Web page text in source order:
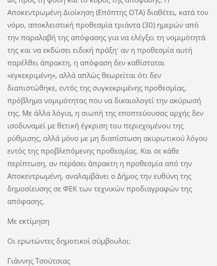
Αποκεντρωμένη Διοίκηση (Επόπτης ΟΤΑ) διαθέτει, κατά τον
νόμο, αποκλειστική προθεσμία τριάντα (30) ημερών από
την παραλαβή της απόφασης για να ελέγξει τη νομιμότητά
της και να εκδώσει ειδική πράξη· αν η προθεσμία αυτή
παρέλθει άπρακτη, η απόφαση δεν καθίσταται
«εγκεκριμένη», αλλά απλώς θεωρείται ότι δεν
διαπιστώθηκε, εντός της συγκεκριμένης προθεσμίας,
πρόβλημα νομιμότητας που να δικαιολογεί την ακύρωσή
της. Με άλλα λόγια, η σιωπή της εποπτεύουσας αρχής δεν
ισοδυναμεί με θετική έγκριση του περιεχομένου της
ρύθμισης, αλλά μόνο με μη διαπίστωση ακυρωτικού λόγου
εντός της προβλεπόμενης προθεσμίας. Και σε κάθε
περίπτωση, αν περάσει άπρακτη η προθεσμία από την
Αποκεντρωμένη, αναλαμβάνει ο Δήμος την ευθύνη της
δημοσίευσης σε ΦΕΚ των τεχνικών προδιαγραφών της
απόφασης.
Με εκτίμηση
Οι ερωτώντες δημοτικοί σύμβουλοι:
Γιάννης Τσούτσιας